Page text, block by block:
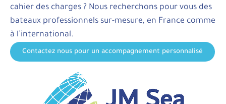
cahier des charges ? Nous recherchons pour vous des
bateaux professionnels sur-mesure, en France comme
à l’international.
Contactez nous pour un accompagnement personnalisé